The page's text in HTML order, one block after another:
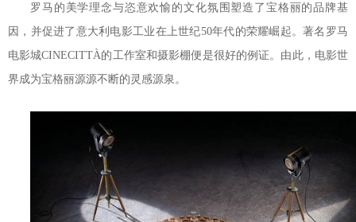
罗马的美学理念与恣意欢愉的文化氛围塑造了宝格丽的品牌基
因，并促进了意大利电影工业在上世纪50年代的荣耀崛起。著名罗马
电影城CINECITTÀ的工作室和摄影棚便是很好的例证。由此，电影世
界成为宝格丽源源不断的灵感源泉。